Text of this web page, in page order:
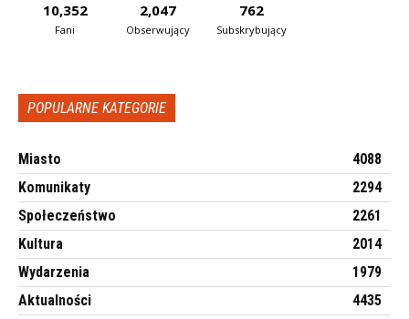
10,352
Fani
2,047
Obserwujący
762
Subskrybujący
POPULARNE KATEGORIE
Miasto
4088
Komunikaty
2294
Społeczeństwo
2261
Kultura
2014
Wydarzenia
1979
Aktualności
4435